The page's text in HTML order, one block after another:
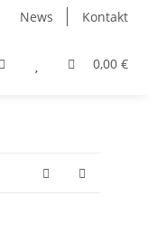
News Kontakt
0,00 €